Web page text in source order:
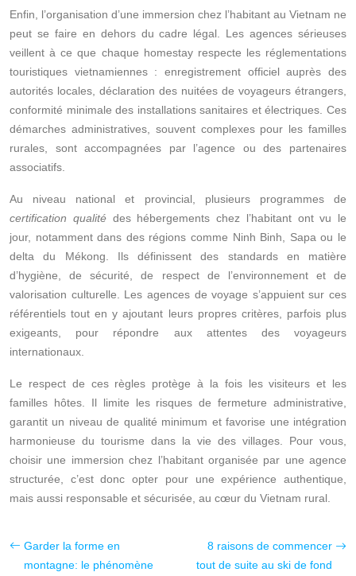
Enfin, l’organisation d’une immersion chez l’habitant au Vietnam ne
peut se faire en dehors du cadre légal. Les agences sérieuses
veillent à ce que chaque homestay respecte les réglementations
touristiques vietnamiennes : enregistrement officiel auprès des
autorités locales, déclaration des nuitées de voyageurs étrangers,
conformité minimale des installations sanitaires et électriques. Ces
démarches administratives, souvent complexes pour les familles
rurales, sont accompagnées par l’agence ou des partenaires
associatifs.
Au niveau national et provincial, plusieurs programmes de
certification qualitédes hébergements chez l’habitant ont vu le
jour, notamment dans des régions comme Ninh Binh, Sapa ou le
delta du Mékong. Ils définissent des standards en matière
d’hygiène, de sécurité, de respect de l’environnement et de
valorisation culturelle. Les agences de voyage s’appuient sur ces
référentiels tout en y ajoutant leurs propres critères, parfois plus
exigeants, pour répondre aux attentes des voyageurs
internationaux.
Le respect de ces règles protège à la fois les visiteurs et les
familles hôtes. Il limite les risques de fermeture administrative,
garantit un niveau de qualité minimum et favorise une intégration
harmonieuse du tourisme dans la vie des villages. Pour vous,
choisir une immersion chez l’habitant organisée par une agence
structurée, c’est donc opter pour une expérience authentique,
mais aussi responsable et sécurisée, au cœur du Vietnam rural.
Garder la forme en
montagne: le phénomène
8 raisons de commencer
tout de suite au ski de fond